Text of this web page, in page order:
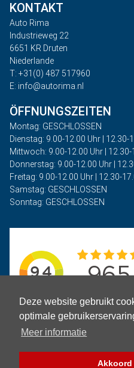
Deze website gebruikt
optimale
Meer informatie
Akkoord
KONTAKT
Auto Rima
Industrieweg 22
6651 KR Druten
Niederlande
T: +31(0) 487 517960
E: info@autorima.nl
ÖFFNUNGSZEITEN
Montag: GESCHLOSSEN
Dienstag: 9.00-12.00 Uhr | 12.30-
Mittwoch: 9.00-12.00 Uhr | 12.30-
Donnerstag: 9.00-12.00 Uhr |
Freitag: 9.00-12.00 Uhr | 12.30-
Samstag: GESCHLOSSEN
Sonntag: GESCHLOSSEN
Privacy